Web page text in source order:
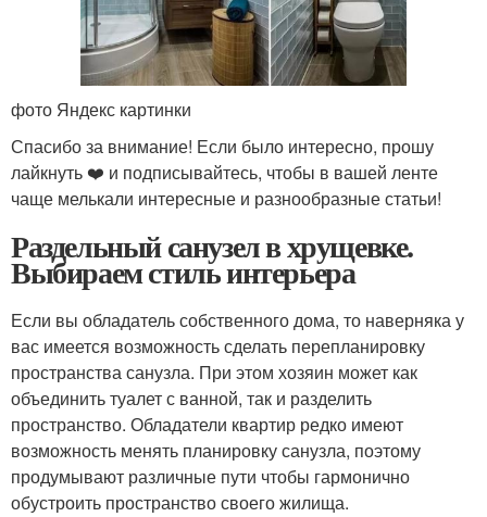
фото Яндекс картинки
Спасибо за внимание! Если было интересно, прошу
лайкнуть ❤️ и подписывайтесь, чтобы в вашей ленте
чаще мелькали интересные и разнообразные статьи!
Раздельный санузел в хрущевке.
Выбираем стиль интерьера
Если вы обладатель собственного дома, то наверняка у
вас имеется возможность сделать перепланировку
пространства санузла. При этом хозяин может как
объединить туалет с ванной, так и разделить
пространство. Обладатели квартир редко имеют
возможность менять планировку санузла, поэтому
продумывают различные пути чтобы гармонично
обустроить пространство своего жилища.